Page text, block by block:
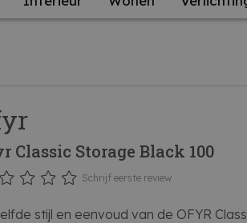
Classic Storage Black 100
Schrijf eerste review
stijl en eenvoud van de OFYR